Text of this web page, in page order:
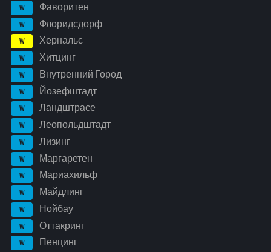
W Фаворитен
W Флоридсдорф
W Хернальс
W Хитцинг
W Внутренний Город
W Йозефштадт
W Ландштрасе
W Леопольдштадт
W Лизинг
W Маргаретен
W Мариахильф
W Майдлинг
W Нойбау
W Оттакринг
W Пенцинг